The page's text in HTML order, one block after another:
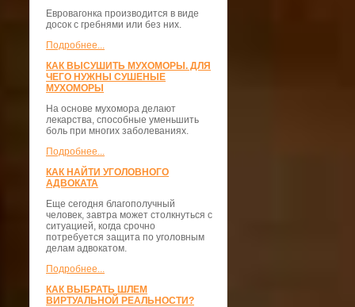
Евровагонка производится в виде
досок с гребнями или без них.
Подробнее...
КАК ВЫСУШИТЬ МУХОМОРЫ. ДЛЯ
ЧЕГО НУЖНЫ СУШЕНЫЕ
МУХОМОРЫ
На основе мухомора делают
лекарства, способные уменьшить
боль при многих заболеваниях.
Подробнее...
КАК НАЙТИ УГОЛОВНОГО
АДВОКАТА
Еще сегодня благополучный
человек, завтра может столкнуться с
ситуацией, когда срочно
потребуется защита по уголовным
делам адвокатом.
Подробнее...
КАК ВЫБРАТЬ ШЛЕМ
ВИРТУАЛЬНОЙ РЕАЛЬНОСТИ?